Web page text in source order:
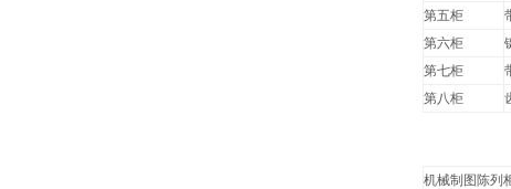
第五柜
第六柜
第七柜
第八柜
机械制图陈列